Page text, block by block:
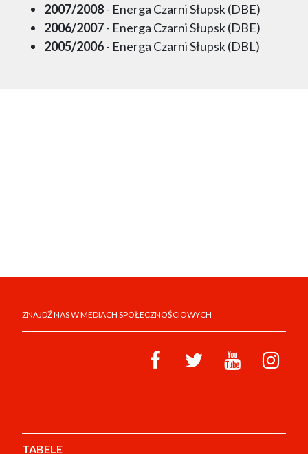
2007/2008- Energa Czarni Słupsk (DBE)
2006/2007- Energa Czarni Słupsk (DBE)
2005/2006- Energa Czarni Słupsk (DBL)
ZNAJDŹ NAS W MEDIACH SPOŁECZNOŚCIOWYCH
TABELE